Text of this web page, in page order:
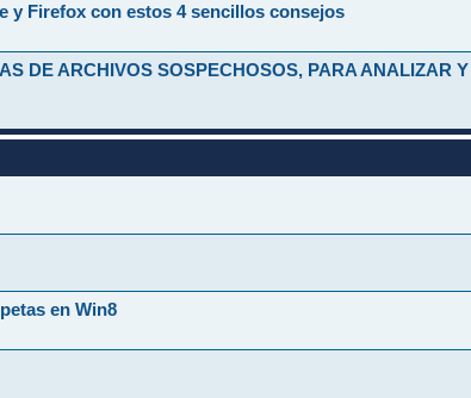
y Firefox con estos 4 sencillos consejos
DE ARCHIVOS SOSPECHOSOS, PARA ANALIZAR Y
en Win8